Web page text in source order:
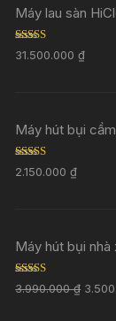
Máy lau sàn
Rated5.00
out of 5
31.500.000₫
Máy hút bụi
Rated5.00
out of 5
2.150.000₫
Máy hút bụi
Rated 5.00
out of 5
3.990.000₫